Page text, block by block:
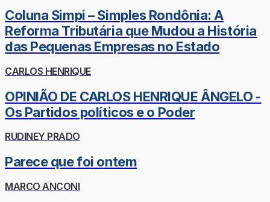
Coluna Simpi – Simples Rondônia: A
Reforma Tributária que Mudou a História
das Pequenas Empresas no Estado
CARLOS HENRIQUE
OPINIÃO DE CARLOS HENRIQUE ÂNGELO -
Os Partidos políticos e o Poder
RUDINEY PRADO
Parece que foi ontem
MARCO ANCONI